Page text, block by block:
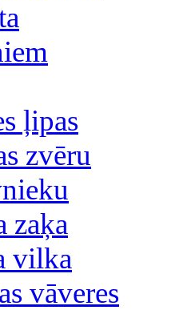
ļipas
zvēru
zaķa
vilka
vāveres